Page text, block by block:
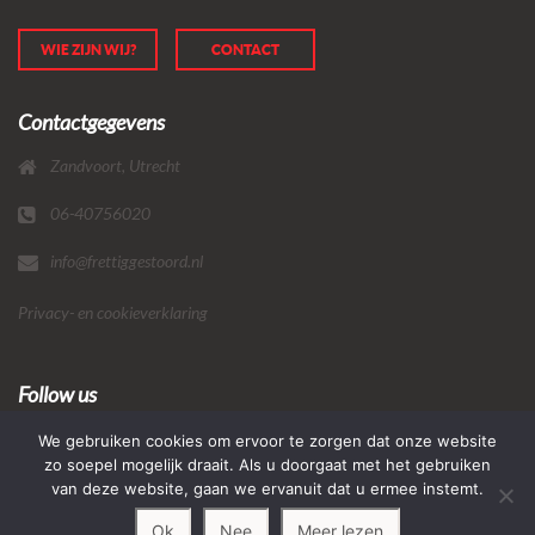
WIE ZIJN WIJ? CONTACT
Contactgegevens
Zandvoort, Utrecht
06-40756020
info@frettiggestoord.nl
Privacy- en cookieverklaring
Follow us
We gebruiken cookies om ervoor te zorgen dat onze website
zo soepel mogelijk draait. Als u doorgaat met het gebruiken
van deze website, gaan we ervanuit dat u ermee instemt.
Ok Nee Meer lezen